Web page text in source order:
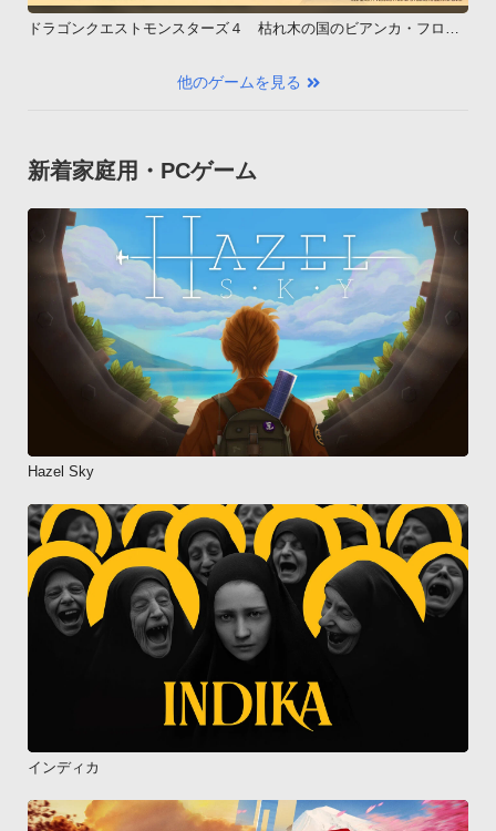
ドラゴンクエストモンスターズ４ 枯れ木の国のビアンカ・フロー
他のゲームを見る
新着家庭用・PCゲーム
Hazel Sky
インディカ